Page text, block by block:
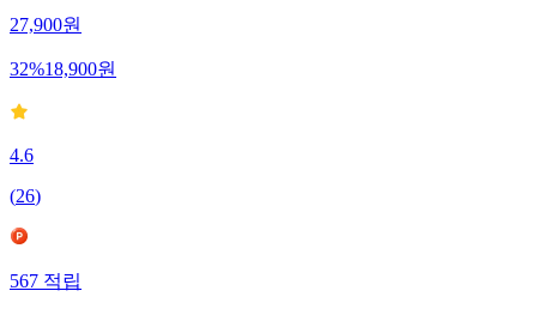
27,900원
32%18,900원
4.6
(26)
567적립